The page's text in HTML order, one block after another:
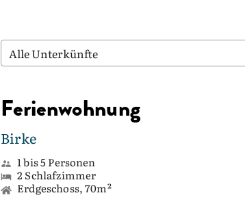
Alle Unterkünfte
Ferienwohnung
Birke
1 bis 5 Personen
2 Schlafzimmer
Erdgeschoss, 70m²